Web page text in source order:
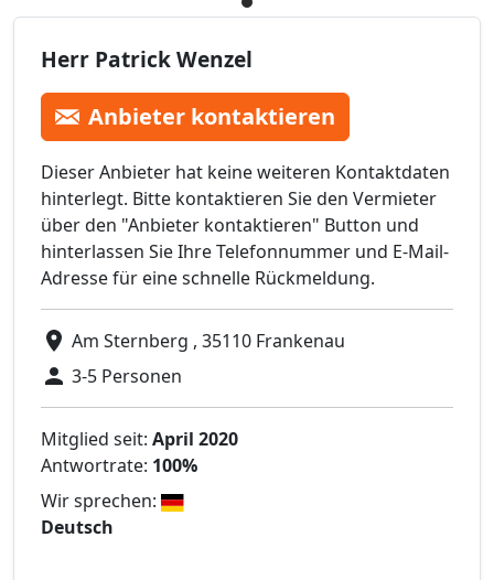
Herr Patrick Wenzel
Anbieter kontaktieren
Dieser Anbieter hat keine weiteren Kontaktdaten
hinterlegt. Bitte kontaktieren Sie den Vermieter
über den "Anbieter kontaktieren" Button und
hinterlassen Sie Ihre Telefonnummer und E-Mail-
Adresse für eine schnelle Rückmeldung.
Am Sternberg , 35110 Frankenau
3-5 Personen
Mitglied seit: April 2020
Antwortrate: 100%
Wir sprechen:
Deutsch